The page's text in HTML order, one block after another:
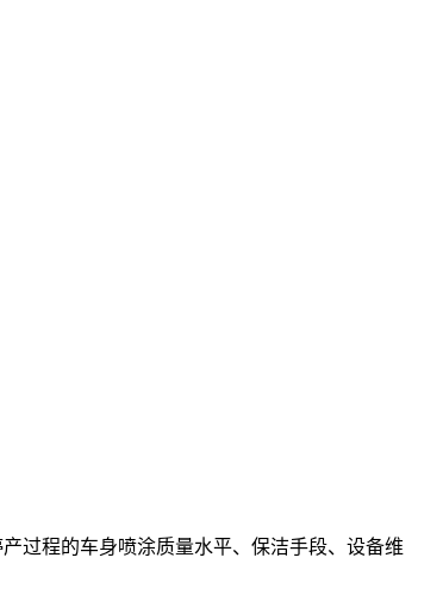
过程的车身喷涂质量水平、保洁手段、设备维